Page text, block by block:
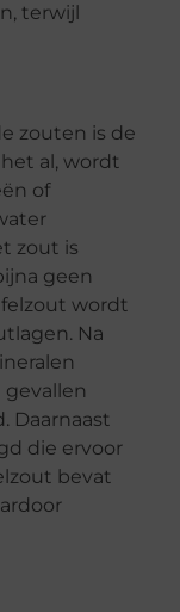
terwijl
zouten is de
al, wordt
of
zout is
geen
wordt
Na
Daarnaast
die ervoor
bevat